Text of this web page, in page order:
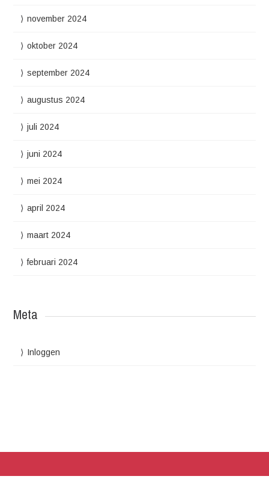
november 2024
oktober 2024
september 2024
augustus 2024
juli 2024
juni 2024
mei 2024
april 2024
maart 2024
februari 2024
Meta
Inloggen